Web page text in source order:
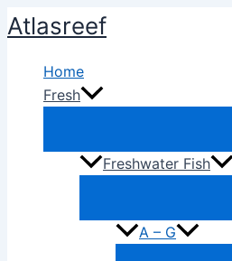
Ir
al
contenido
Atlasreef
Home
Fresh
Freshwater Fish
A – G